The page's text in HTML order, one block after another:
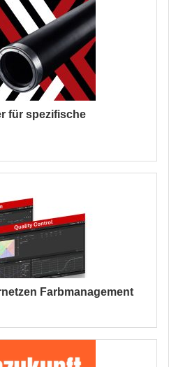
für spezifische
Farbmanagement